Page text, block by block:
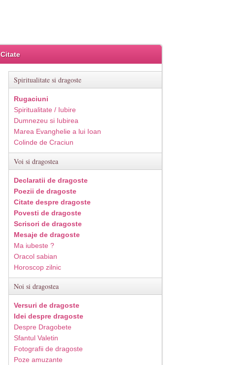
Citate
Spiritualitate si dragoste
Rugaciuni
Spiritualitate / Iubire
Dumnezeu si Iubirea
Marea Evanghelie a lui Ioan
Colinde de Craciun
Voi si dragostea
Declaratii de dragoste
Poezii de dragoste
Citate despre dragoste
Povesti de dragoste
Scrisori de dragoste
Mesaje de dragoste
Ma iubeste ?
Oracol sabian
Horoscop zilnic
Noi si dragostea
Versuri de dragoste
Idei despre dragoste
Despre Dragobete
Sfantul Valetin
Fotografii de dragoste
Poze amuzante